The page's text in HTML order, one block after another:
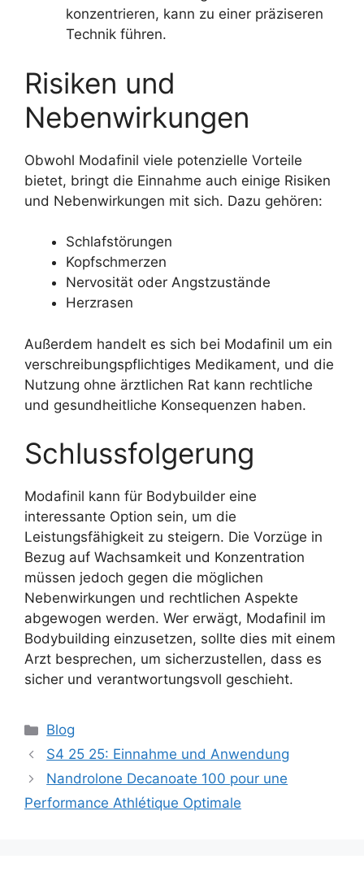
konzentrieren, kann zu einer präziseren
Technik führen.
Risiken und
Nebenwirkungen
Obwohl Modafinil viele potenzielle Vorteile
bietet, bringt die Einnahme auch einige Risiken
und Nebenwirkungen mit sich. Dazu gehören:
Schlafstörungen
Kopfschmerzen
Nervosität oder Angstzustände
Herzrasen
Außerdem handelt es sich bei Modafinil um ein
verschreibungspflichtiges Medikament, und die
Nutzung ohne ärztlichen Rat kann rechtliche
und gesundheitliche Konsequenzen haben.
Schlussfolgerung
Modafinil kann für Bodybuilder eine
interessante Option sein, um die
Leistungsfähigkeit zu steigern. Die Vorzüge in
Bezug auf Wachsamkeit und Konzentration
müssen jedoch gegen die möglichen
Nebenwirkungen und rechtlichen Aspekte
abgewogen werden. Wer erwägt, Modafinil im
Bodybuilding einzusetzen, sollte dies mit einem
Arzt besprechen, um sicherzustellen, dass es
sicher und verantwortungsvoll geschieht.
Blog
S4 25 25: Einnahme und Anwendung
Nandrolone Decanoate 100 pour une
Performance Athlétique Optimale